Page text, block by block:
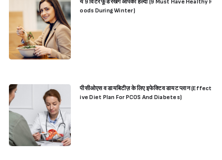
ये 9 विंटर फूड रखेंगे आपको हेल्दी (9 Must Have Healthy F
oods During Winter)
पीसीओएस व डायबिटीज़ के लिए इफेक्टिव डायट प्लान (Effect
ive Diet Plan For PCOS And Diabetes)